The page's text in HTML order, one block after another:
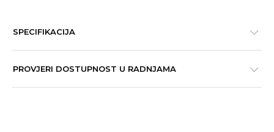
SPECIFIKACIJA
PROVJERI DOSTUPNOST U RADNJAMA